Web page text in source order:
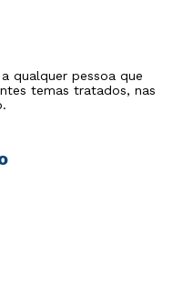
qualquer pessoa que
temas tratados, nas